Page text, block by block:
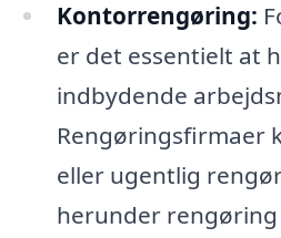
Kontorrengøring:
er det essentielt at
indbydende
Rengøringsfirmaer
eller ugentlig
herunder